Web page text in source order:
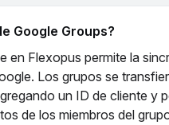
Google Groups?
en Flexopus permite la
Los grupos se
un ID de cliente y
de los miembros del